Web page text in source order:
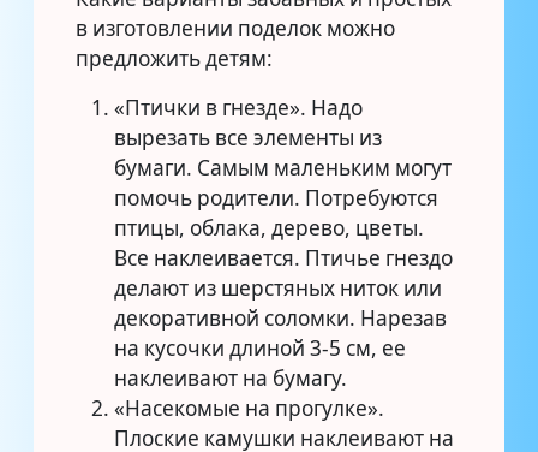
в изготовлении поделок можно
предложить детям:
«Птички в гнезде». Надо
вырезать все элементы из
бумаги. Самым маленьким могут
помочь родители. Потребуются
птицы, облака, дерево, цветы.
Все наклеивается. Птичье гнездо
делают из шерстяных ниток или
декоративной соломки. Нарезав
на кусочки длиной 3-5 см, ее
наклеивают на бумагу.
«Насекомые на прогулке».
Плоские камушки наклеивают на